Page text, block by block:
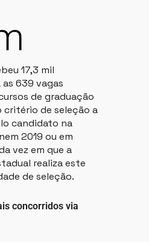
17,3 mil
639 vagas
de graduação
critério de seleção a
candidato na
2019 ou em
vez em que a
realiza este
de seleção.
concorridos via